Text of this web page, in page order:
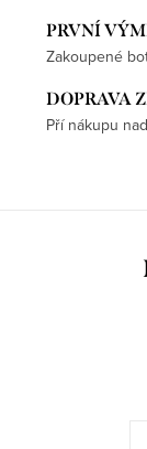
PRVNÍ
Zakoupené
DOPRAVA
Pří nákupu